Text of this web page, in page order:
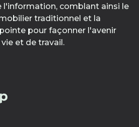
l'information, comblant ainsi le
traditionnel et la
pour façonner l'avenir
et de travail.